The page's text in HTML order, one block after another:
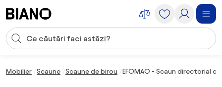
Introducerea căutării
Mobilier Scaune Scaune de birou EFOMAO - Scaun directorial